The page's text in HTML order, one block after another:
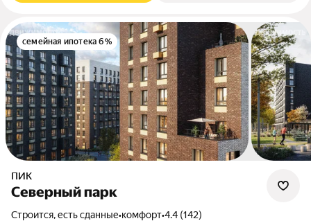
семейная ипотека 6%
ПИК
Северный парк
Строится, есть сданные•комфорт•4.4 (142)